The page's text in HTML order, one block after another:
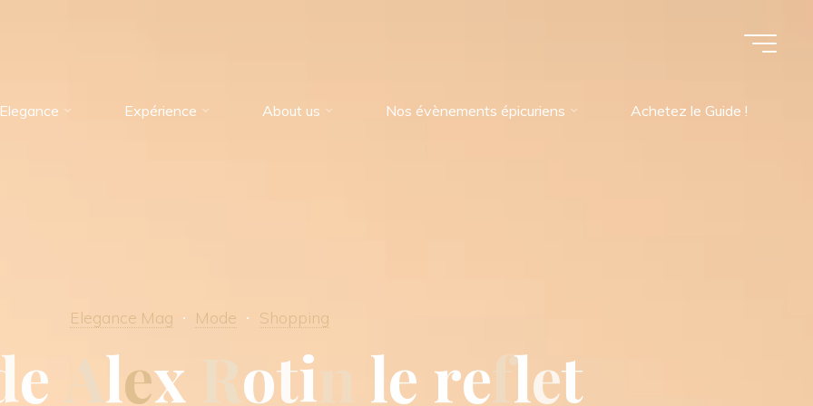
Elegance Expérience About us Nos évènements épicuriens Achetez le Guide !
Elegance Mag Mode Shopping
e lex oti le re let